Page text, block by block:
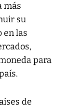
más
su
en las
para
de